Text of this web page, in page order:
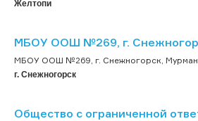
Желтопи
МБОУ ООШ №269, г.
МБОУ ООШ №269, г. Снежногорск,
г. Снежногорск
Общество с ограниченной